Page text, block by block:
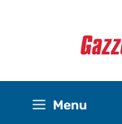
Menu